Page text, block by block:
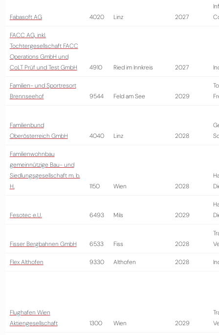
Fabasoft AG 4020 Linz 2027
FACC AG, inkl.
Tochtergesellschaft FACC
Operations GmbH und
CoLT Prüf und Test GmbH
4910 Ried im Innkreis 2027
Familien- und Sportresort
Brennseehof
9544 Feld am See 2029
Familienbund
Oberösterreich GmbH
4040 Linz 2028
Familienwohnbau
gemeinnützige Bau- und
Siedlungsgesellschaft m. b.
H.
1150 Wien 2028
Fesotec e.U. 6493 Mils 2029
Fisser Bergbahnen GmbH 6533 Fiss 2028
Flex Althofen 9330 Althofen 2028
Flughafen Wien
Aktiengesellschaft
1300 Wien 2029